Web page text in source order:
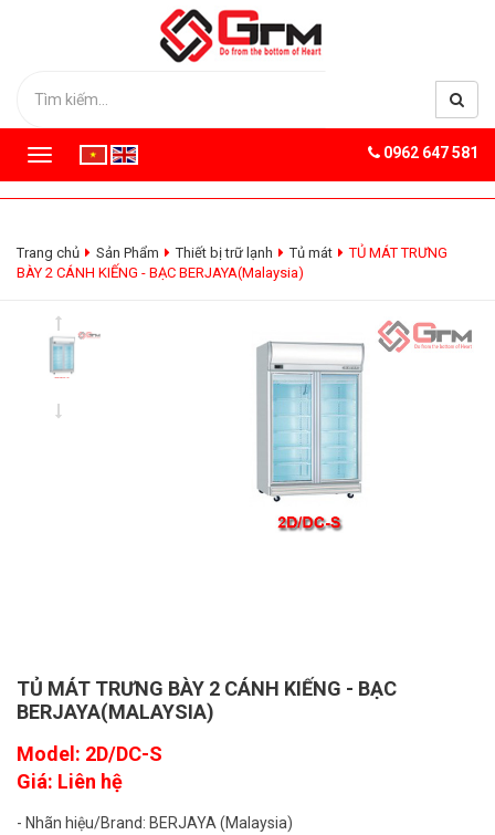
T
o
g
e
0962 647 581
Trang chủ Sản Phẩm Thiết bị trữ lạnh Tủ mát
TỦ MÁT TRƯNG
BÀY 2 CÁNH KIẾNG - BẠC BERJAYA(Malaysia)
TỦ MÁT TRƯNG BÀY 2 CÁNH KIẾNG - BẠC
BERJAYA(MALAYSIA)
Model: 2D/DC-S
Giá: Liên hệ
- Nhãn hiệu/Brand: BERJAYA (Malaysia)